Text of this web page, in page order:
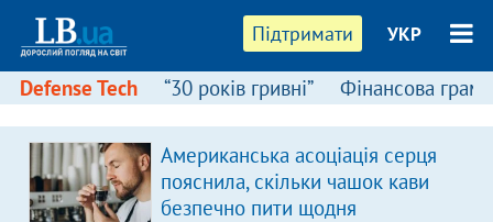
Підтримати УКР
Defense Tech “30 років гривні” Фінансова
Американська асоціація серця
пояснила, скільки чашок кави
безпечно пити щодня